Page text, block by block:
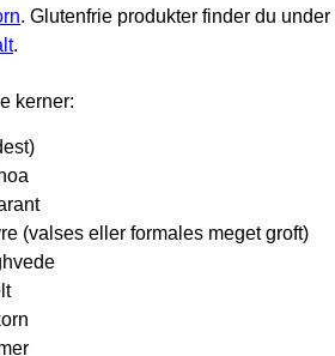
. Glutenfrie produkter finder du
.
kerner:
(valses eller formales meget groft)